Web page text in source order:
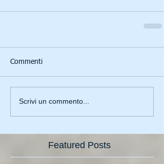
Commenti
Scrivi un commento...
Featured Posts